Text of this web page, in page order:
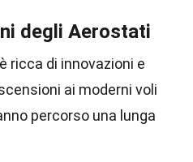
degli Aerostati
ricca di innovazioni e
ai moderni voli
percorso una lunga